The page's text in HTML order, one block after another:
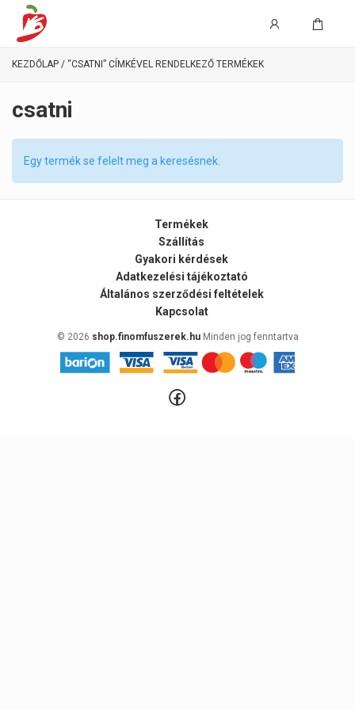
KEZDŐLAP / “CSATNI” CÍMKÉVEL RENDELKEZŐ TERMÉKEK
csatni
Egy termék se felelt meg a keresésnek.
Termékek
Szállítás
Gyakori kérdések
Adatkezelési tájékoztató
Általános szerződési feltételek
Kapcsolat
© 2026 shop.finomfuszerek.huMinden jog fenntartva